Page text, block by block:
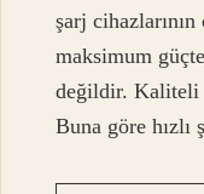
şarj
maksimum
değildir. Kaliteli
Buna göre hızlı